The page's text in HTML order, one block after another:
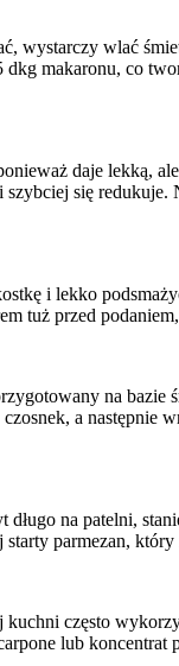
wlać
dkg makaronu, co
daje lekką,
się
i lekko
tuż przed
na
a następnie
na patelni,
parmezan,
kuchni często
lub